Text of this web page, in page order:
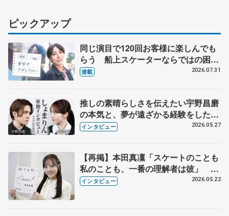
ピックアップ
同じ演目で120回お客様に楽しんでも
らう 船上スケーターならではの困難
とは 影響あったPIW前キャプテン松
連載 2026.07.31
推しの素晴らしさを伝えたい宇野昌磨
の本気と、夢が遠ざかる経験をした本
田真凜の覚悟
インタビュー 2026.05.27
【再掲】本田真凜「スケートのことも
私のことも、一番の理解者は彼」 引
退時の単独インタビューで語った競技
インタビュー 2026.05.22